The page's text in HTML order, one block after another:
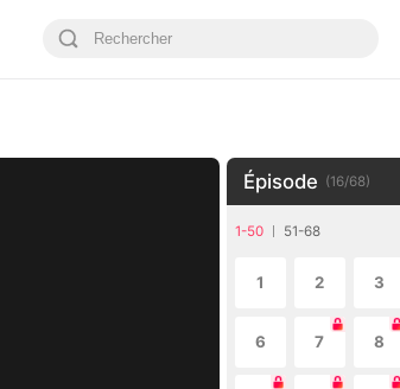
Épisode (16/68)
1-50 51-68
1 2 3
6 7 8